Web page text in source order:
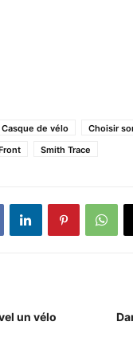
Casque de vélo
Choisir
Smith Trace
un vélo